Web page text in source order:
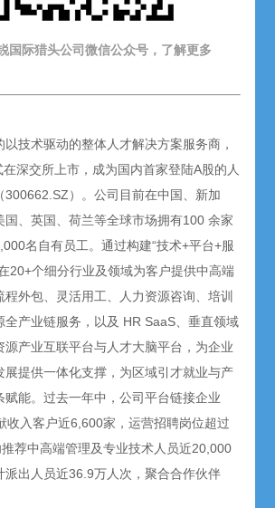
国际猎头公司微信公众号，了解更多
技术驱动的整体人才解决方案服务商，
深交所上市，成为国内首家登陆A股的人
300662.SZ）。公司目前在中国、新加
国、英国、荷兰等全球市场拥有100 余家
名自有员工。通过构建“技术+平台+服
20+个细分行业及领域为客户提供中高端
程外包、灵活用工、人力资源咨询、培训
全产业链服务，以及 HR SaaS、垂直领域
源产业互联平台与人才大脑平台，为企业
展提供一体化支撑，为区域引才就业与产
赋能。过去一年中，公司平台链接企业
收入客户近6,600家，运营招聘岗位超过
荐中高端管理及专业技术人员近20,000
派出人员近36.9万人次，聚合合作伙伴